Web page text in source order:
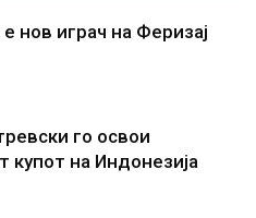
нов играч на Феризај
го освои
купот на Индонезија